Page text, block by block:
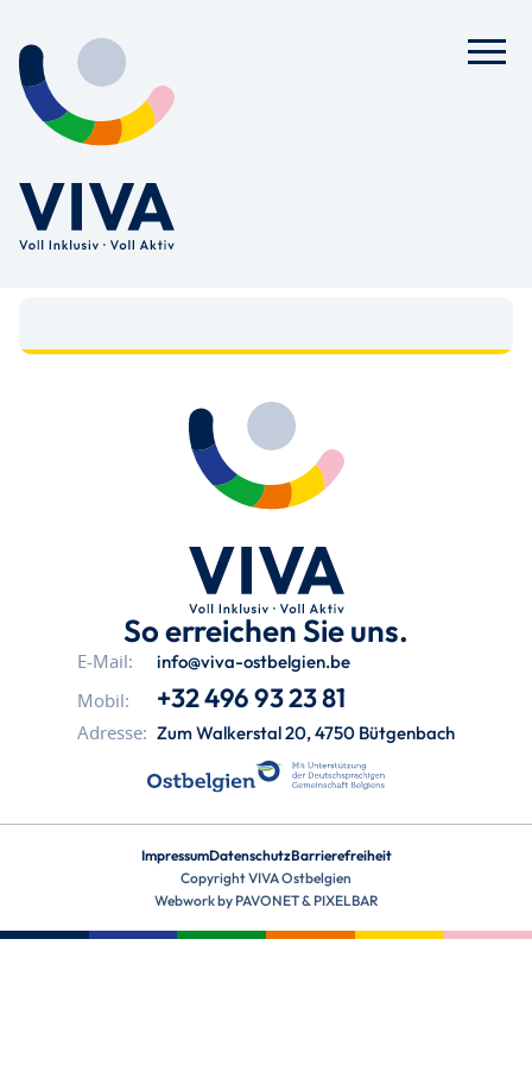
So erreichen Sie uns.
E-Mail: info@viva-ostbelgien.be
Mobil: +32 496 93 23 81
Adresse: Zum Walkerstal 20, 4750 Bütgenbach
ImpressumDatenschutzBarrierefreiheit
Copyright VIVA Ostbelgien
Webwork by PAVONET& PIXELBAR